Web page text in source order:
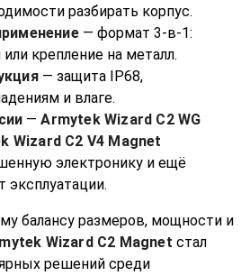
разбирать корпус.
— формат 3-в-1:
крепление на металл.
— защита IP68,
и влаге.
—Armytek Wizard C2 WG
Wizard C2 V4 Magnet
электронику и ещё
балансу размеров, мощности и
Wizard C2 Magnet стал
решений среди